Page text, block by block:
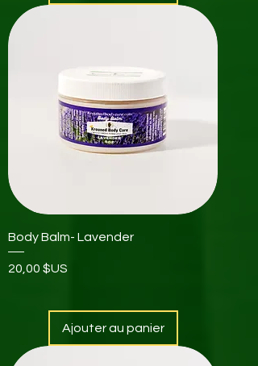
Body Balm- Lavender
Prix
20,00 $US
Ajouter au panier